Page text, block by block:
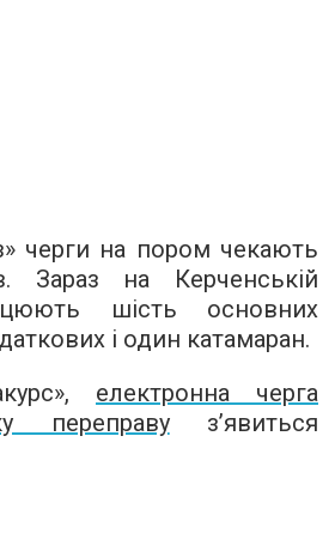
черги на пором чекають
Зараз на Керченській
шість основних
і один катамаран.
електронна черга
переправуз’явиться